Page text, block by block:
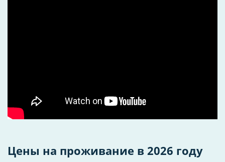
глубиной 0,9 м. Зона расслабления с двумя джакузи,
баром, лежаками (летом на открытом балконе),
вертикальным солярием и сауной с сухим паром.
Цены на проживание в 2026 году